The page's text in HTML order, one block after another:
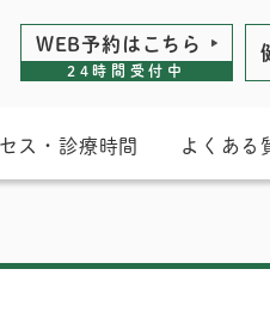
WEB予約は こちら
24時間受付中
ス・診療時間 よくある